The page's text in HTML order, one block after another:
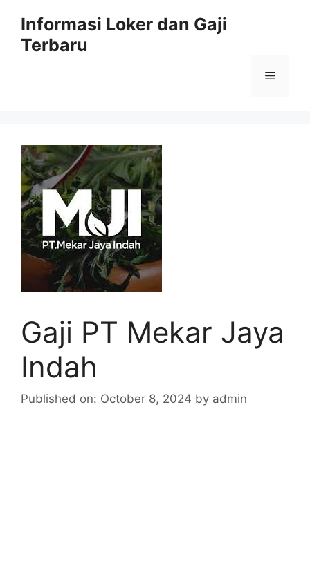
content
Informasi Loker dan Gaji
Terbaru
Menu
Gaji PT Mekar Jaya
Indah
Published on: October 8, 2024 by admin